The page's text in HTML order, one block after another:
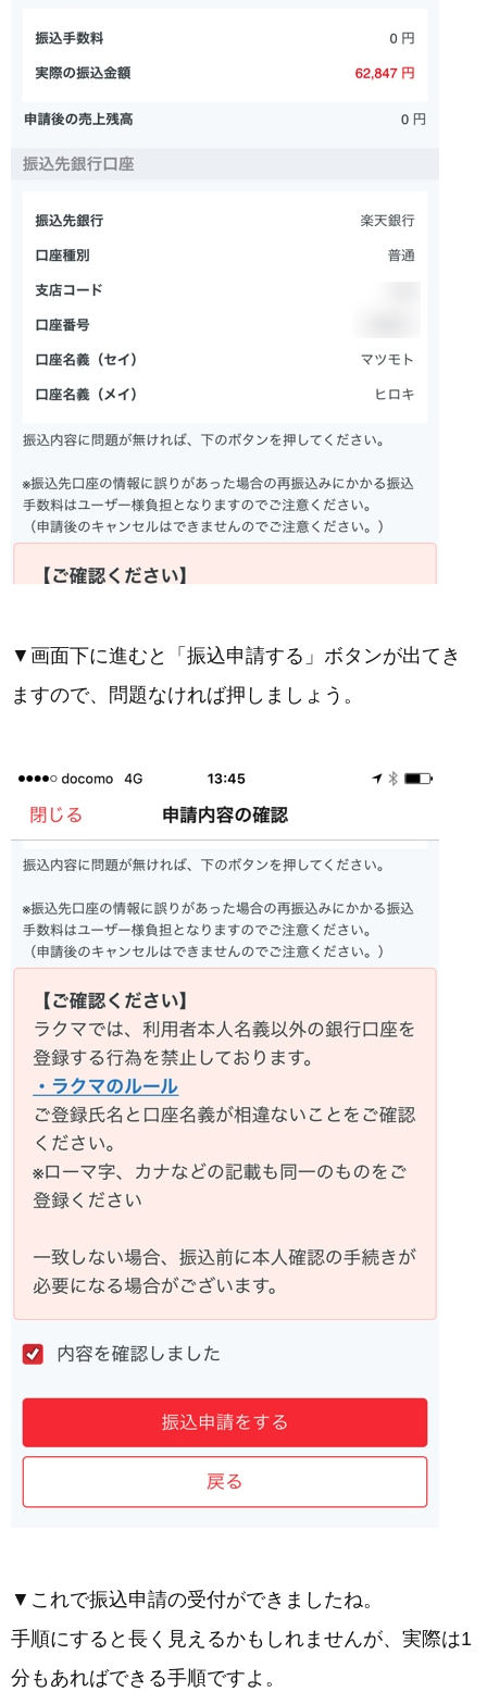
▼画面下に進むと「振込申請する」ボタンが出てき
ますので、問題なければ押しましょう。
▼これで振込申請の受付ができましたね。
手順にすると長く見えるかもしれませんが、実際は1
分もあればできる手順ですよ。